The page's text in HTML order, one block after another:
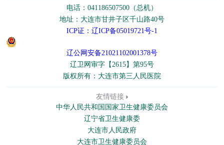
电话：041186507500（总机）
地址：大连市甘井子区千山路40号
ICP证：辽ICP备05019721号-1
辽公网安备21021102001378号
辽卫网审字【2615】第95号
版权所有：大连市第三人民医院
友情链接
中华人民共和国国家卫生健康委员会
辽宁省卫生健康委
大连市人民政府
大连市卫生健康委员会